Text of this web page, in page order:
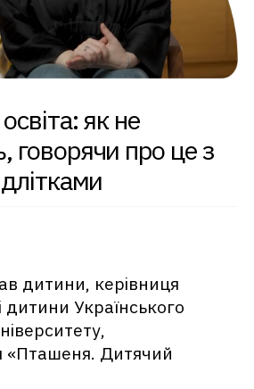
як не
говорячи про це з
дитини, керівниця
дитини Українського
«Пташеня. Дитячий